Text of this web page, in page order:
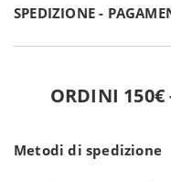
SPEDIZIONE -
ORDINI 150€
Metodi di spedizione